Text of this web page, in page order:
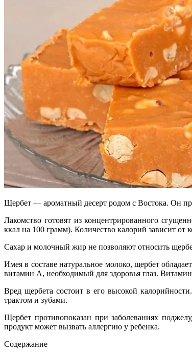
Щербет — ароматный десерт родом с Востока. Он
Лакомство готовят из концентрированного
ккал на 100 грамм). Количество калорий зависит от
Сахар и молочный жир не позволяют относить
Имея в составе натуральное молоко, щербет
витамин А, необходимый для здоровья глаз.
Вред щербета состоит в его высокой
трактом и зубами.
Щербет противопоказан при заболеваниях
продукт может вызвать аллергию у ребенка.
Содержание